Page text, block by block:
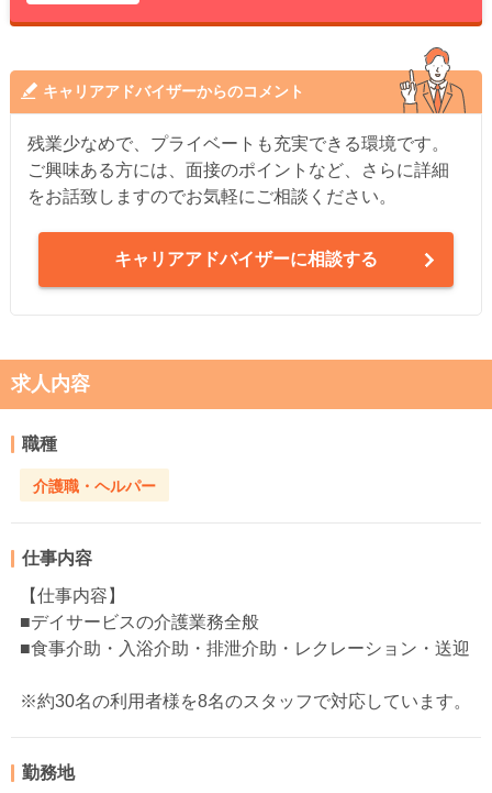
キャリアアドバイザーからのコメント
残業少なめで、プライベートも充実できる環境です。
ご興味ある方には、面接のポイントなど、さらに詳細
をお話致しますのでお気軽にご相談ください。
キャリアアドバイザーに相談する
求人内容
職種
介護職・ヘルパー
仕事内容
【仕事内容】
■デイサービスの介護業務全般
■食事介助・入浴介助・排泄介助・レクレーション・送迎
※約30名の利用者様を8名のスタッフで対応しています。
勤務地